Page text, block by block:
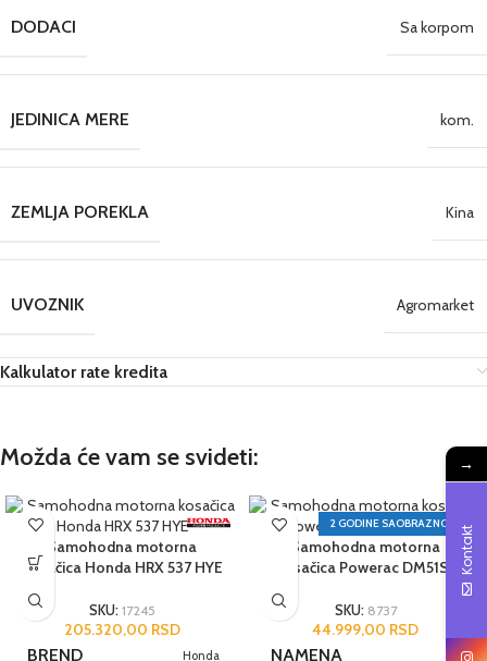
DODACI Sa korpom
JEDINICA MERE kom.
ZEMLJA POREKLA Kina
UVOZNIK Agromarket
Kalkulator rate kredita
Možda će vam se svideti:
Samohodna motorna
kosačica Honda HRX 537 HYE
SKU: 17245
205.320,00 RSD
BREND Honda
2 GODINE SAOBRAZNOST
Samohodna motorna
kosačica Powerac DM51S-
SKU: 8737
44.999,00 RSD
NAMENA Hobi
→
Kontakt